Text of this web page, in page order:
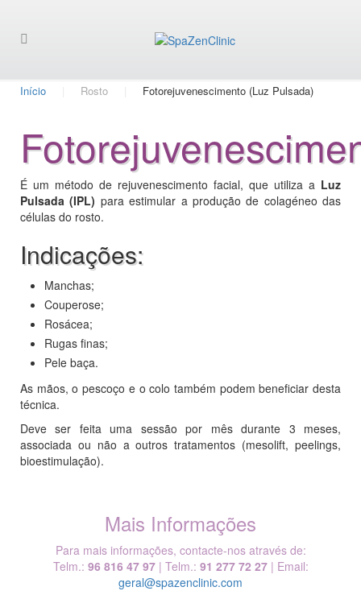
Início Rosto Fotorejuvenescimento (Luz Pulsada)
É um método de rejuvenescimento facial, que utiliza a Luz
Pulsada (IPL) para estimular a produção de colagéneo das
células do rosto.
Indicações:
Manchas;
Couperose;
Rosácea;
Rugas finas;
Pele baça.
As mãos, o pescoço e o colo também podem beneficiar desta
técnica.
Deve ser feita uma sessão por mês durante 3 meses,
associada ou não a outros tratamentos (mesolift, peelings,
bioestimulação).
Mais Informações
Para mais informações, contacte-nos através de:
Telm.: 96 816 47 97| Telm.: 91 277 72 27| Email:
geral@spazenclinic.com